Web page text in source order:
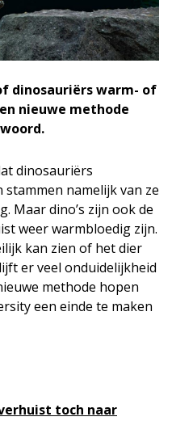
dinosauriërs warm- of
nieuwe methode
dinosauriërs
namelijk van ze
Maar dino’s zijn ook de
weer warmbloedig zijn.
kan zien of het dier
er veel onduidelijkheid
methode hopen
een einde te maken
toch naar